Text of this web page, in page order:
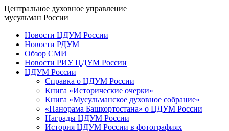
Центральное духовное управление
мусульман России
Новости ЦДУМ России
Новости РДУМ
Обзор СМИ
Новости РИУ ЦДУМ России
ЦДУМ России
Справка о ЦДУМ России
Книга «Исторические очерки»
Книга «Мусульманское духовное собрание»
«Панорама Башкортостана» о ЦДУМ России
Награды ЦДУМ России
История ЦДУМ России в фотографиях